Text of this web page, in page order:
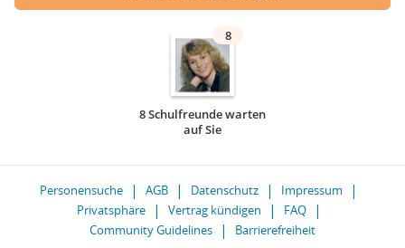
8
8 Schulfreunde warten
auf Sie
Personensuche AGB Datenschutz
Impressum
Privatsphäre
Vertrag kündigen
FAQ
Community Guidelines
Barrierefreiheit